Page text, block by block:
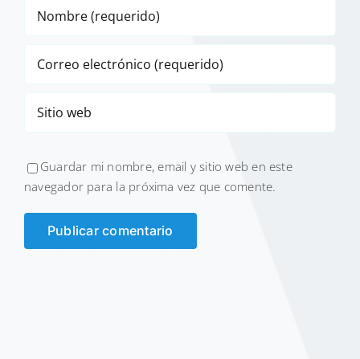
Guardar mi nombre, email y sitio web en este
navegador para la próxima vez que comente.